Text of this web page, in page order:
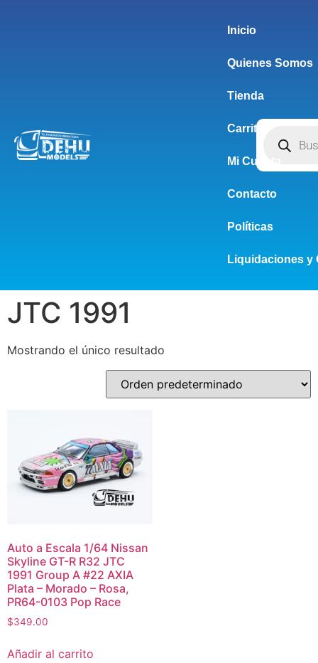
Inicio
Quienes Somos
Tienda
Carrito
Mi Cuenta
Contacto
Políticas
Liquidaciones y
JTC 1991
Mostrando el único resultado
Auto a Escala 1/64 Nissan
Skyline GT-R R32 JTC
1991 Group A #22 AXIA
Plata – Morado – Rosa,
PR64-0103 Pop Race
$349.00
Añadir al carrito